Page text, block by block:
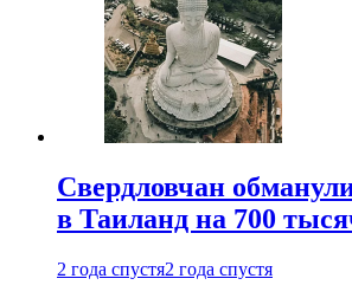
Свердловчан
в Таиланд на 700
2 года спустя2 года спустя